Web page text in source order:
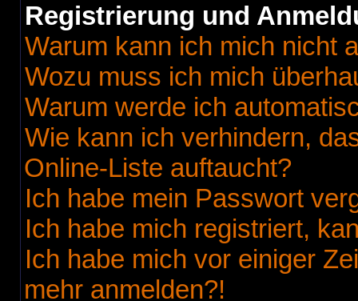
Registrierung und
Warum kann ich mich nicht
Wozu muss ich mich
Warum werde ich
Wie kann ich verhindern,
Online-Liste auftaucht?
Ich habe mein Passwort
Ich habe mich registriert,
Ich habe mich vor einiger
mehr anmelden?!